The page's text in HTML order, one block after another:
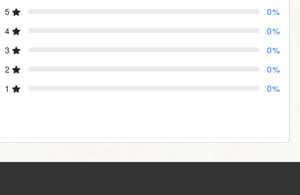
5
0%
4
0%
3
0%
2
0%
1
0%